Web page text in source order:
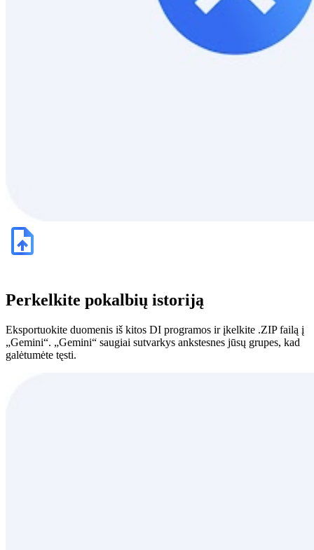
Perkelkite pokalbių istoriją
Eksportuokite duomenis iš kitos DI programos ir įkelkite .ZIP failą į
„Gemini“. „Gemini“ saugiai sutvarkys ankstesnes jūsų grupes, kad
galėtumėte tęsti.